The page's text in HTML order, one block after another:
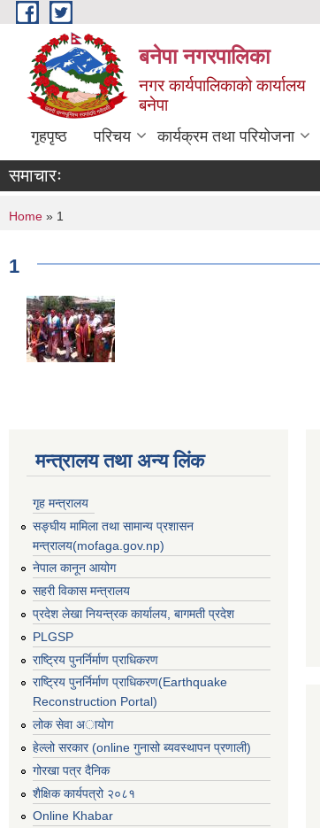
Skip to main content
बनेपा नगरपालिका
नगर कार्यपालिकाको कार्यालय
बनेपा
गृहपृष्ठ परिचय कार्यक्रम तथा परियोजना
समाचारः
You are here
Home » 1
1
मन्त्रालय तथा अन्य लिंक
गृह मन्त्रालय
सङ्घीय मामिला तथा सामान्य प्रशासन
मन्त्रालय(mofaga.gov.np)
नेपाल कानून आयोग
सहरी विकास मन्त्रालय
प्रदेश लेखा नियन्त्रक कार्यालय, बागमती प्रदेश
PLGSP
राष्ट्रिय पुनर्निर्माण प्राधिकरण
राष्ट्रिय पुनर्निर्माण प्राधिकरण(Earthquake
Reconstruction Portal)
लोक सेवा अायोग
हेल्लो सरकार (online गुनासो ब्यवस्थापन प्रणाली)
गोरखा पत्र दैनिक
शैक्षिक कार्यपत्रो २०८१
Online Khabar